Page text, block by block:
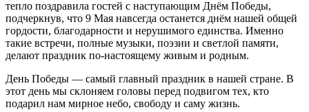
тепло поздравила гостей с наступающим Днём Победы,
подчеркнув, что 9 Мая навсегда останется днём нашей общей
гордости, благодарности и нерушимого единства. Именно
такие встречи, полные музыки, поэзии и светлой памяти,
делают праздник по-настоящему живым и родным.
День Победы — самый главный праздник в нашей стране. В
этот день мы склоняем головы перед подвигом тех, кто
подарил нам мирное небо, свободу и саму жизнь.